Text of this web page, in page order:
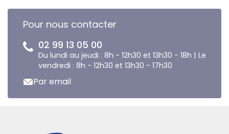
Pour nous contacter
02 99 13 05 00
Du lundi au jeudi : 8h - 12h30 et 13h30 - 18h | Le
vendredi : 8h - 12h30 et 13h30 - 17h30
Par email